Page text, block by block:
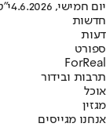
יום חמישי, 4.6.2026
חדשות
דעות
ספורט
ForReal
תרבות ובידור
אוכל
מגזין
אנחנו מגייסים